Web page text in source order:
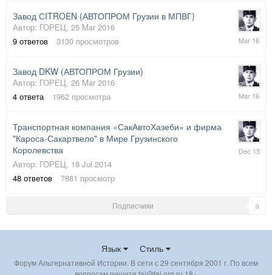
Завод СITROЁN (АВТОПРОМ Грузии в МПВГ)
Автор: ГОРЕЦ, 25 Mar 2016
9 ответов 3130 просмотров
26
Завод DKW (АВТОПРОМ Грузии)
Автор: ГОРЕЦ, 26 Mar 2016
4 ответа 1962 просмотра
26
Транспортная компания «СакАвтоХазеби» и фирма
"Кароса-Сакартвело" в Мире Грузинского
Королевства
Автор: ГОРЕЦ, 18 Jul 2014
48 ответов 7881 просмотр
19
Подписчики 0
Язык Стиль
Форум Альтернативной Истории. В сети с 29 сентября 2001 г. По всем